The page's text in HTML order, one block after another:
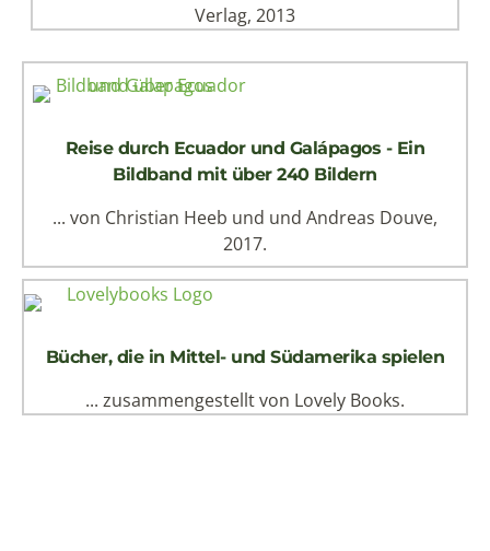
Verlag, 2013
Reise durch Ecuador und Galápagos - Ein
Bildband mit über 240 Bildern
... von Christian Heeb und und Andreas Douve,
2017.
Bücher, die in Mittel- und Südamerika spielen
... zusammengestellt von Lovely Books.